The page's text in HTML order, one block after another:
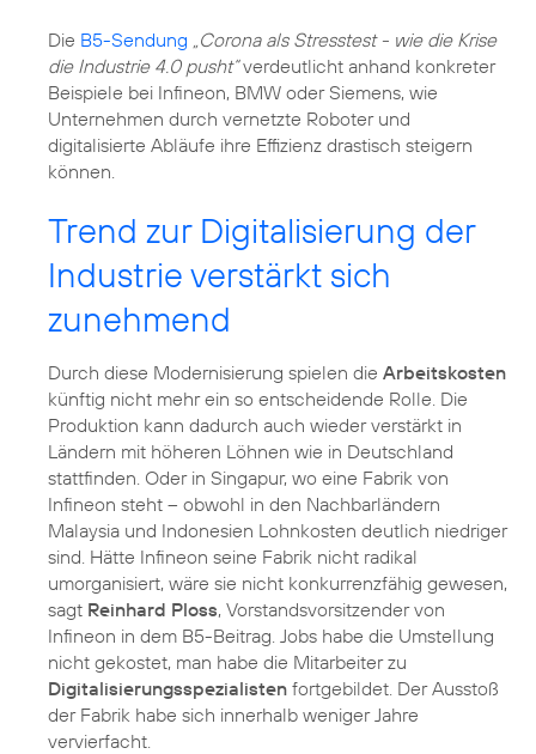
Die B5-Sendung „Corona als Stresstest - wie die Krise
die Industrie 4.0 pusht“verdeutlicht anhand konkreter
Beispiele bei Infineon, BMW oder Siemens, wie
Unternehmen durch vernetzte Roboter und
digitalisierte Abläufe ihre Effizienz drastisch steigern
Trend zur Digitalisierung der
Industrie verstärkt sich
zunehmend
Durch diese Modernisierung spielen die Arbeitskosten
künftig nicht mehr ein so entscheidende Rolle. Die
Produktion kann dadurch auch wieder verstärkt in
Ländern mit höheren Löhnen wie in Deutschland
stattfinden. Oder in Singapur, wo eine Fabrik von
Infineon steht – obwohl in den Nachbarländern
Malaysia und Indonesien Lohnkosten deutlich niedriger
sind. Hätte Infineon seine Fabrik nicht radikal
umorganisiert, wäre sie nicht konkurrenzfähig gewesen,
sagt Reinhard Ploss, Vorstandsvorsitzender von
Infineon in dem B5-Beitrag. Jobs habe die Umstellung
nicht gekostet, man habe die Mitarbeiter zu
Digitalisierungsspezialisten fortgebildet. Der Ausstoß
der Fabrik habe sich innerhalb weniger Jahre
vervierfacht.